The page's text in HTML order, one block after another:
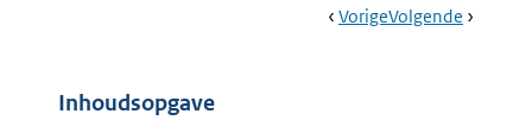
Book
Ga
VorigePagina:
Ga
Volgende Pagina:
Inhoudsopgave